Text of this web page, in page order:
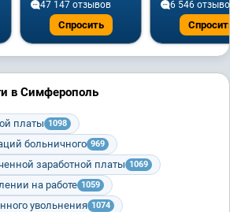
47 147 отзывов
Спросить
6 546
в Симферополь
платы 1098
больничного 969
заработной платы 1069
на работе 1059
увольнения 1074